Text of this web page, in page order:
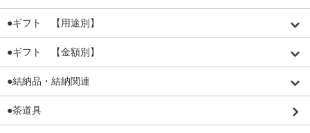
●ギフト 【用途別】
●ギフト 【金額別】
●結納品・結納関連
●茶道具